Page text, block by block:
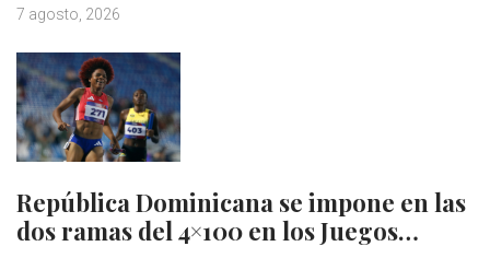
7 agosto, 2026
República Dominicana se impone en las
dos ramas del 4×100 en los Juegos…